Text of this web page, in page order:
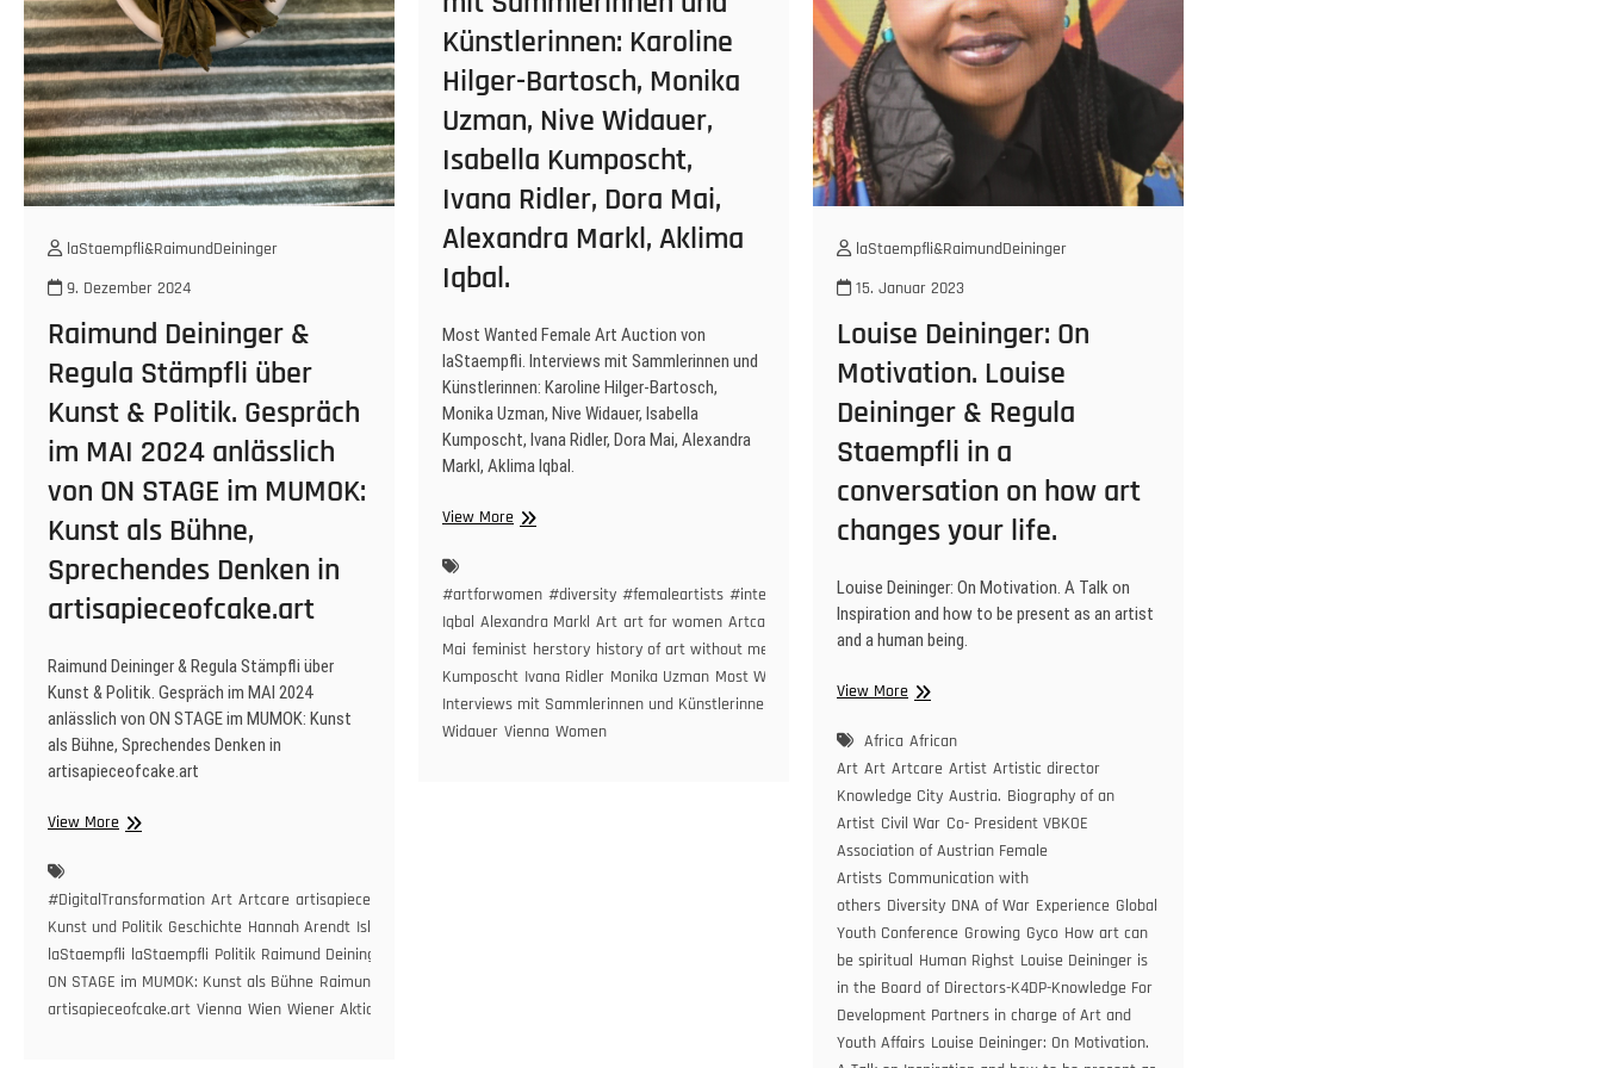
laStaempfli&RaimundDeininger
9. Dezember 2024
Raimund Deininger &
Regula Stämpfli über
Kunst & Politik. Gespräch
im MAI 2024 anlässlich
von ON STAGE im MUMOK:
Kunst als Bühne,
Sprechendes Denken in
artisapieceofcake.art
Raimund Deininger & Regula Stämpfli über
Kunst & Politik. Gespräch im MAI 2024
anlässlich von ON STAGE im MUMOK: Kunst
als Bühne, Sprechendes Denken in
artisapieceofcake.art
View MoreRaimund
Regula
Stämpfli
über
Kunst
Politik.
#DigitalTransformation Art Artcare artisapieceofcake
Fragmentieren
Kunst und Politik Geschichte Hannah Arendt Islam
laStaempfli laStaempfli Politik Raimund Deininger & Regula Stämpfli über Kunst & Politik. Gespräch im MAI 2024 anlässlich von
ON STAGE im MUMOK: Kunst als Bühne Raimund Deininger Kunsthändler
artisapieceofcake.art Vienna Wien Wiener Aktionismus
Künstlerinnen: Karoline
Hilger-Bartosch, Monika
Uzman, Nive Widauer,
Isabella Kumposcht,
Ivana Ridler, Dora Mai,
Alexandra Markl, Aklima
Iqbal.
Most Wanted Female Art Auction von
laStaempfli. Interviews mit Sammlerinnen und
Künstlerinnen: Karoline Hilger-Bartosch,
Monika Uzman, Nive Widauer, Isabella
Kumposcht, Ivana Ridler, Dora Mai, Alexandra
Markl, Aklima Iqbal.
View MoreMost
Art
Auction
for
„artisapieceofcake“
mit
#artforwomen #diversity #femaleartists #internationalwomensday #wien #world Aklima
Iqbal Alexandra Markl Art art for women Artcare Diversity Dora
Mai feminist herstory history of art without men internationaler frauentag Isabella
Kumposcht Ivana Ridler Monika Uzman Most Wanted Female Art Auction von laStaempfli.
Interviews mit Sammlerinnen und Künstlerinnen: Karoline Hilger-Bartosch
Widauer Vienna Women
laStaempfli&RaimundDeininger
15. Januar 2023
Louise Deininger: On
Motivation. Louise
Deininger & Regula
Staempfli in a
conversation on how art
changes your life.
Louise Deininger: On Motivation. A Talk on
Inspiration and how to be present as an artist
and a human being.
View MoreLouise
On
Motivation.
Louise
Deininger
Staempfli
in
a
conversation
on
how
art
Africa African
Art Art Artcare Artist Artistic director
Knowledge City Austria. Biography of an
Artist Civil War Co- President VBKOE
Association of Austrian Female
Artists Communication with
others Diversity DNA of War Experience Global
Youth Conference Growing Gyco How art can
be spiritual Human Righst Louise Deininger is
in the Board of Directors-K4DP-Knowledge For
Development Partners in charge of Art and
Youth Affairs Louise Deininger: On Motivation.